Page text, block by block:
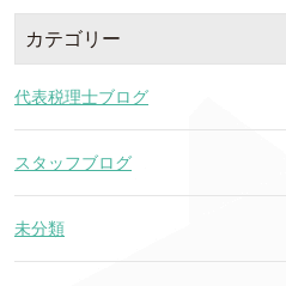
カテゴリー
代表税理士ブログ
スタッフブログ
未分類